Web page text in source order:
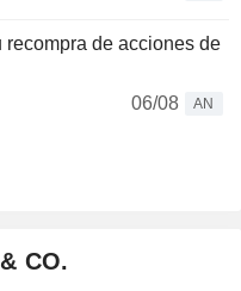
recompra de acciones de
06/08
AN
CO.